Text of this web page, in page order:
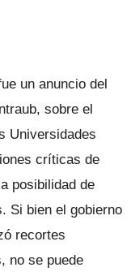
un anuncio del
sobre el
Universidades
críticas de
posibilidad de
Si bien el gobierno
recortes
no se puede